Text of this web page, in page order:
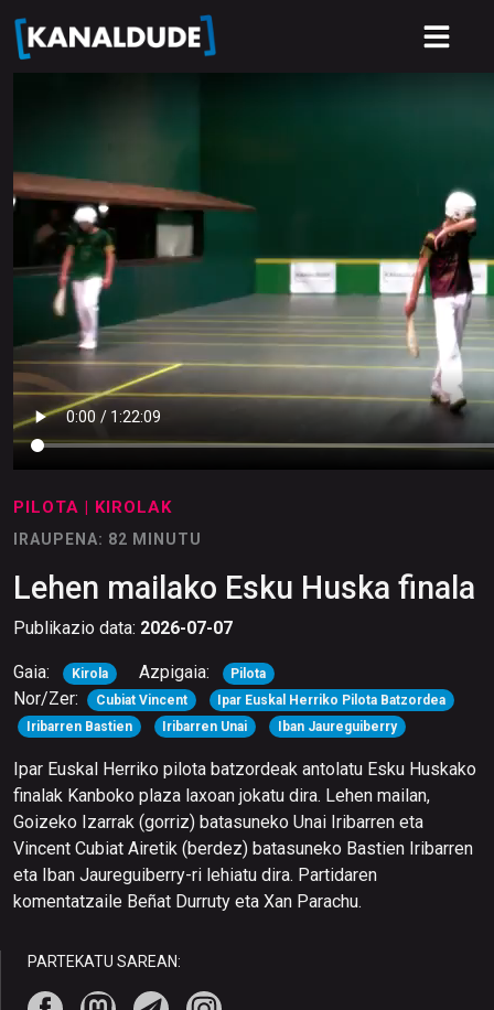
PILOTA | KIROLAK
IRAUPENA: 82 MINUTU
Lehen mailako Esku Huska finala
Publikazio data: 2026-07-07
Gaia: Kirola Azpigaia: Pilota
Nor/Zer: Cubiat Vincent
Ipar Euskal Herriko Pilota Batzordea
Iribarren Bastien
Iribarren Unai Iban Jaureguiberry
Ipar Euskal Herriko pilota batzordeak antolatu Esku Huskako
finalak Kanboko plaza laxoan jokatu dira. Lehen mailan,
Goizeko Izarrak (gorriz) batasuneko Unai Iribarren eta
Vincent Cubiat Airetik (berdez) batasuneko Bastien Iribarren
eta Iban Jaureguiberry-ri lehiatu dira. Partidaren
komentatzaile Beñat Durruty eta Xan Parachu.
PARTEKATU SAREAN: